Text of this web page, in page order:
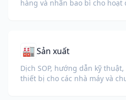
hàng và nhãn bao bì cho hoạt
🏭Sản xuất
Dịch SOP, hướng dẫn kỹ
thiết bị cho các nhà máy và